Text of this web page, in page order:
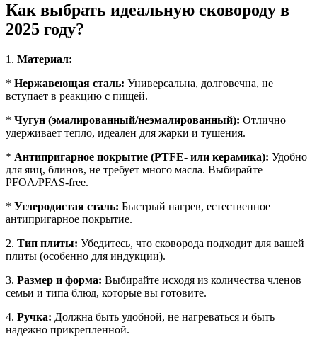
Как выбрать идеальную сковороду в
2025 году?
1. Материал:
* Нержавеющая сталь: Универсальна, долговечна, не
вступает в реакцию с пищей.
* Чугун (эмалированный/неэмалированный): Отлично
удерживает тепло, идеален для жарки и тушения.
* Антипригарное покрытие (PTFE- или керамика): Удобно
для яиц, блинов, не требует много масла. Выбирайте
PFOA/PFAS-free.
* Углеродистая сталь: Быстрый нагрев, естественное
антипригарное покрытие.
2. Тип плиты: Убедитесь, что сковорода подходит для вашей
плиты (особенно для индукции).
3. Размер и форма: Выбирайте исходя из количества членов
семьи и типа блюд, которые вы готовите.
4. Ручка: Должна быть удобной, не нагреваться и быть
надежно прикрепленной.